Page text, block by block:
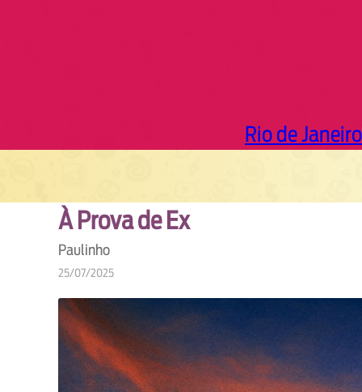
Rio de Janeiro
À Prova de Ex
Paulinho
25/07/2025